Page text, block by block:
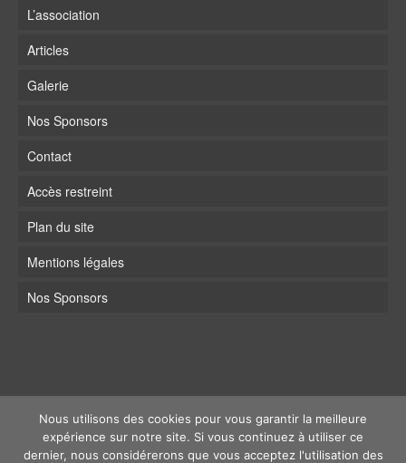
L’association
Articles
Galerie
Nos Sponsors
Contact
Accès restreint
Plan du site
Mentions légales
Nos Sponsors
Nous utilisons des cookies pour vous garantir la meilleure
expérience sur notre site. Si vous continuez à utiliser ce
dernier, nous considérerons que vous acceptez l'utilisation des